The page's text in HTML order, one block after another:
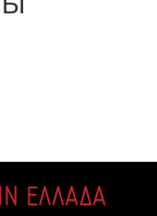
ΕΛΛΑΔΑ